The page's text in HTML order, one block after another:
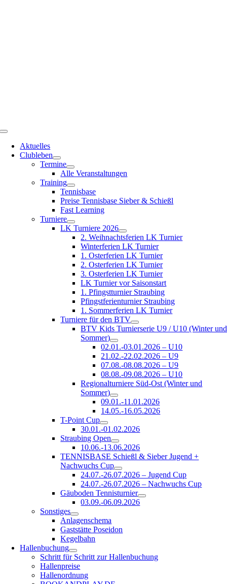
Toggle
NavigationAktuelles
Clubleben
Termine
Alle Veranstaltungen
Training
Tennisbase
Preise Tennisbase Sieber & Schießl
Fast Learning
Turniere
LK Turniere 2026
2. Weihnachtsferien LK Turnier
Winterferien LK Turnier
1. Osterferien LK Turnier
2. Osterferien LK Turnier
3. Osterferien LK Turnier
LK Turnier vor Saisonstart
1. Pfingstturnier Straubing
Pfingstferienturnier Straubing
1. Sommerferien LK Turnier
Turniere für den BTV
BTV Kids Turnierserie U9 / U10 (Winter und
Sommer)
02.01.-03.01.2026 – U10
21.02.-22.02.2026 – U9
07.08.-08.08.2026 – U9
08.08.-09.08.2026 – U10
Regionalturniere Süd-Ost (Winter und
Sommer)
09.01.-11.01.2026
14.05.-16.05.2026
T-Point Cup
30.01.-01.02.2026
Straubing Open
10.06.-13.06.2026
TENNISBASE Schießl & Sieber Jugend +
Nachwuchs Cup
24.07.-26.07.2026 – Jugend Cup
24.07.-26.07.2026 – Nachwuchs Cup
Gäuboden Tennisturnier
03.09.-06.09.2026
Sonstiges
Anlagenschema
Gaststätte Poseidon
Kegelbahn
Hallenbuchung
Schritt für Schritt zur Hallenbuchung
Hallenpreise
Hallenordnung